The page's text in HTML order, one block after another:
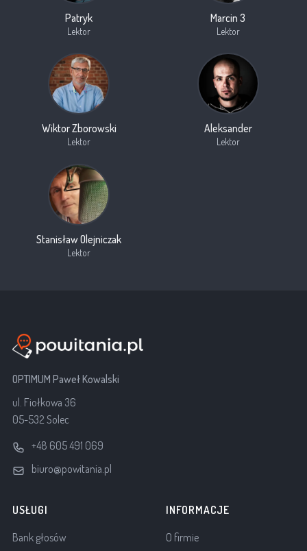
Patryk
Lektor
Marcin 3
Lektor
Wiktor Zborowski
Lektor
Aleksander
Lektor
Stanisław Olejniczak
Lektor
OPTIMUM Paweł Kowalski
ul. Fiołkowa 36
05-532 Solec
+48 605 491 069
biuro@powitania.pl
USŁUGI
Bank głosów
INFORMACJE
O firmie